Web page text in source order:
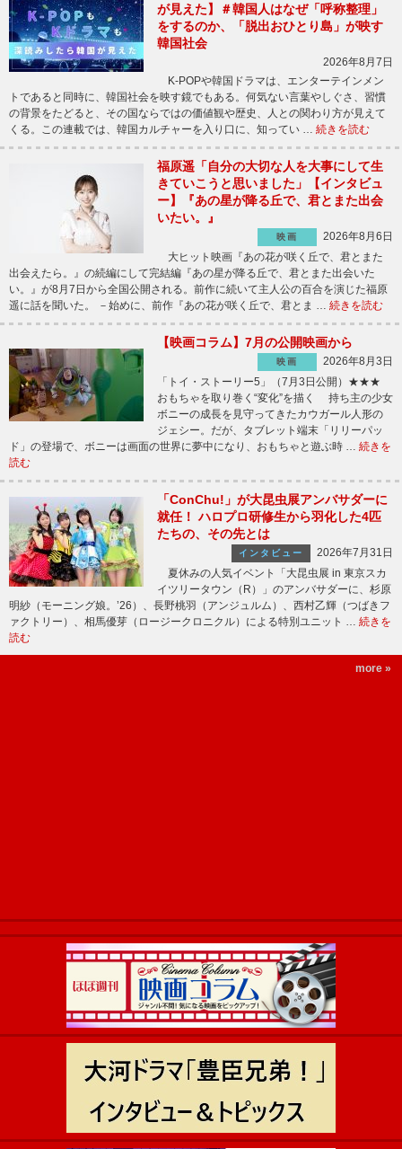
が見えた】＃韓国人はなぜ「呼称整理」
をするのか、「脱出おひとり島」が映す
韓国社会
2026年8月7日
K-POPや韓国ドラマは、エンターテインメン
トであると同時に、韓国社会を映す鏡でもある。何気ない言葉やしぐさ、習慣
の背景をたどると、その国ならではの価値観や歴史、人との関わり方が見えて
くる。この連載では、韓国カルチャーを入り口に、知ってい … 続きを読む
福原遥「自分の大切な人を大事にして生
きていこうと思いました」【インタビュ
ー】『あの星が降る丘で、君とまた出会
いたい。』
映画
2026年8月6日
大ヒット映画『あの花が咲く丘で、君とまた
出会えたら。』の続編にして完結編『あの星が降る丘で、君とまた出会いた
い。』が8月7日から全国公開される。前作に続いて主人公の百合を演じた福原
遥に話を聞いた。 －始めに、前作『あの花が咲く丘で、君とま … 続きを読む
【映画コラム】7月の公開映画から
映画
2026年8月3日
「トイ・ストーリー5」（7月3日公開）★★★
おもちゃを取り巻く“変化”を描く 持ち主の少女
ボニーの成長を見守ってきたカウガール人形の
ジェシー。だが、タブレット端末「リリーパッ
ド」の登場で、ボニーは画面の世界に夢中になり、おもちゃと遊ぶ時 … 続きを
読む
「ConChu!」が大昆虫展アンバサダーに
就任！ ハロプロ研修生から羽化した4匹
たちの、その先とは
インタビュー
2026年7月31日
夏休みの人気イベント「大昆虫展 in 東京スカ
イツリータウン（R）」のアンバサダーに、杉原
明紗（モーニング娘。’26）、長野桃羽（アンジュルム）、西村乙輝（つばきフ
ァクトリー）、相馬優芽（ロージークロニクル）による特別ユニット … 続きを
読む
more »